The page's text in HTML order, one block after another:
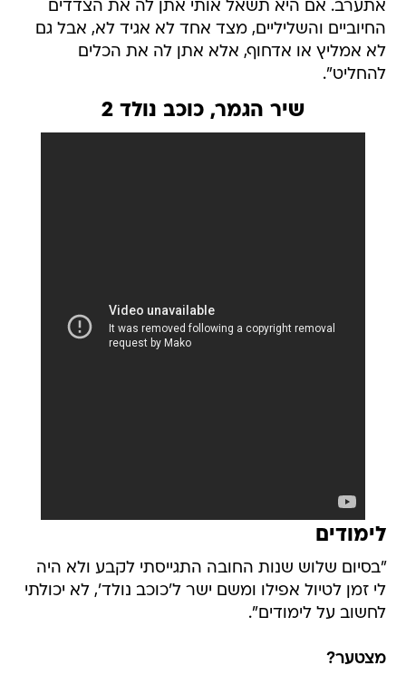
אתערב. אם היא תשאל אותי אתן לה את הצדדים
החיוביים והשליליים, מצד אחד לא אגיד לא, אבל גם
לא אמליץ או אדחוף, אלא אתן לה את הכלים
להחליט".
שיר הגמר, כוכב נולד 2
לימודים
"בסיום שלוש שנות החובה התגייסתי לקבע ולא היה
לי זמן לטיול אפילו ומשם ישר ל'כוכב נולד', לא יכולתי
לחשוב על לימודים".
מצטער?